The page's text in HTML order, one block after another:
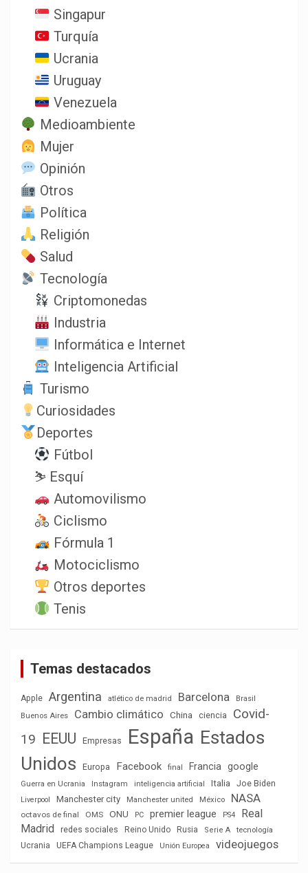
Singapur
Turquía
Ucrania
Uruguay
Venezuela
Medioambiente
Mujer
Opinión
Otros
Política
Religión
Salud
Tecnología
Criptomonedas
Industria
Informática e Internet
Inteligencia Artificial
Turismo
Curiosidades
Deportes
Fútbol
⛷️ Esquí
Automovilismo
Ciclismo
Fórmula 1
Motociclismo
Otros deportes
Tenis
Temas destacados
Apple Argentina atlético de madrid Barcelona
Brasil
Buenos Aires
Cambio climático China ciencia
Covid-
19 EEUU Empresas España Estados
Unidos
Europa Facebook final Francia google
Guerra en Ucrania Instagram inteligencia artificial Italia Joe Biden
Liverpool Manchester city Manchester united México NASA
octavos de final OMS ONU PC premier league PS4
Real
Madrid
redes sociales Reino Unido Rusia Serie A
tecnología
Ucrania
UEFA Champions League Unión Europea videojuegos